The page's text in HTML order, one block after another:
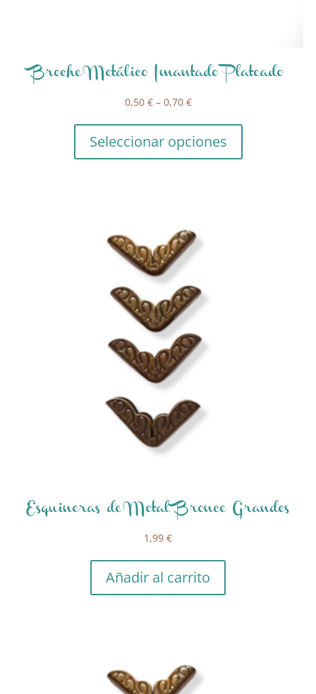
Broche Metálico Imantado Plateado
0,50 €– 0,70 €
Seleccionar opciones
Esquineras de Metal Bronce Grandes
1,99 €
Añadir al carrito